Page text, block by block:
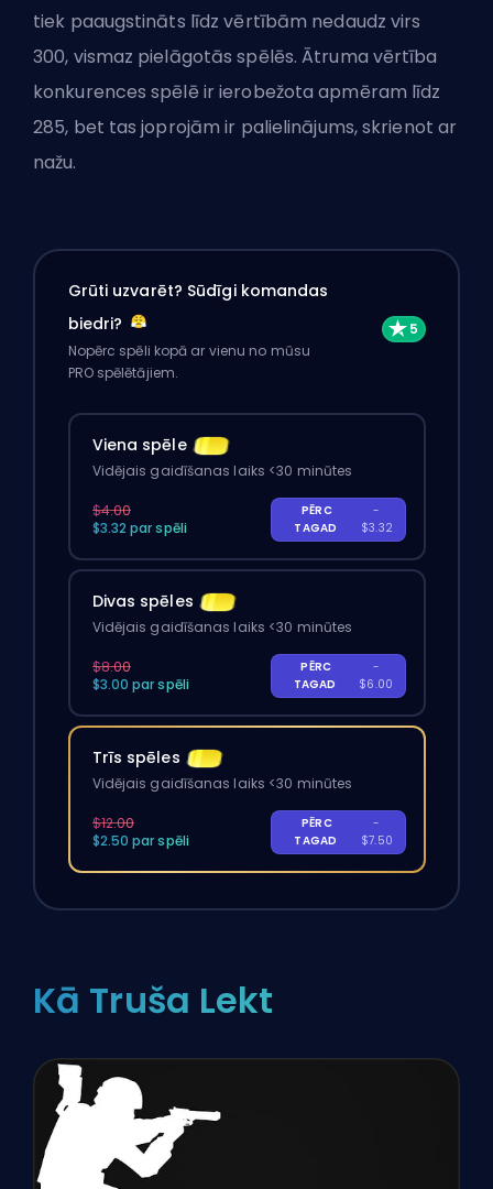
tiek paaugstināts līdz vērtībām nedaudz virs
300, vismaz pielāgotās spēlēs. Ātruma vērtība
konkurences spēlē ir ierobežota apmēram līdz
285, bet tas joprojām ir palielinājums, skrienot ar
nažu.
Grūti uzvarēt? Sūdīgi komandas
biedri?
Nopērc spēli kopā ar vienu no mūsu
PRO spēlētājiem.
Viena spēle
Vidējais gaidīšanas laiks <30 minūtes
$4.00
$3.32 par spēli
PĒRC
TAGAD
-
$3.32
Divas spēles
Vidējais gaidīšanas laiks <30 minūtes
$8.00
$3.00 par spēli
PĒRC
TAGAD
-
$6.00
Trīs spēles
Vidējais gaidīšanas laiks <30 minūtes
$12.00
$2.50 par spēli
PĒRC
TAGAD
-
$7.50
Kā Truša Lekt